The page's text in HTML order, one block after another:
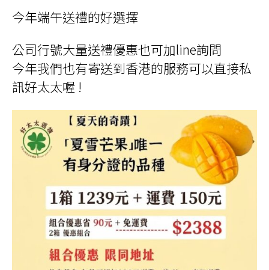
今年端午送禮的好選擇
公司行號大量送禮優惠也可加line詢問
今年我們也有寄送到香港的服務可以直接私
訊好太太喔 !